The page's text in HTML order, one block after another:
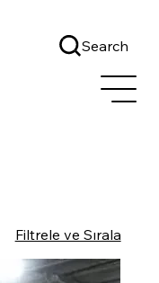
Search
Filtrele ve Sırala